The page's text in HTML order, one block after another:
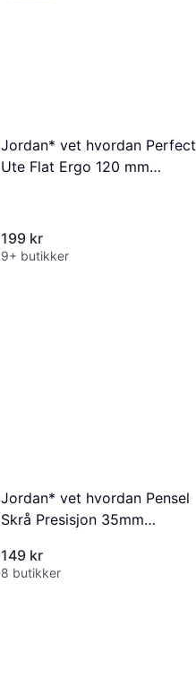
Jordan* vet hvordan Perfect
Ute Flat Ergo 120 mm
199 kr
9+ butikker
Jordan* vet hvordan Pensel
Skrå Presisjon 35mm
149 kr
8 butikker